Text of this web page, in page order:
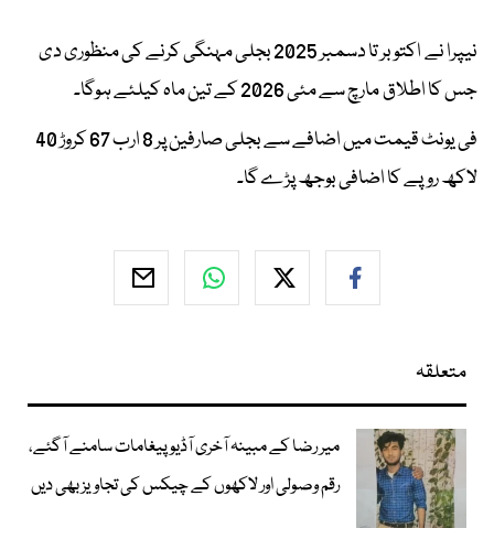
نیپرا نے اکتوبر تا دسمبر 2025 بجلی مہنگی کرنے کی منظوری دی
جس کا اطلاق مارچ سے مئی 2026 کے تین ماہ کیلئے ہوگا۔
فی یونٹ قیمت میں اضافے سے بجلی صارفین پر 8 ارب 67 کروڑ 40
لاکھ روپے کا اضافی بوجھ پڑے گا۔
متعلقہ
میر رضا کے مبینہ آخری آڈیو پیغامات سامنے آگئے،
رقم وصولی اور لاکھوں کے چیکس کی تجاویز بھی دیں